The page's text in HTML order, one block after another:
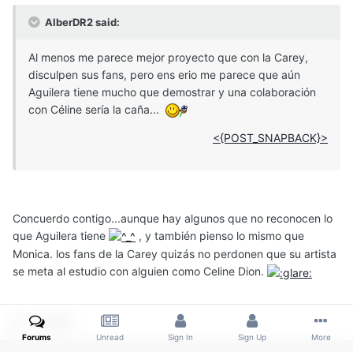
AlberDR2 said:
Al menos me parece mejor proyecto que con la Carey,
disculpen sus fans, pero ens erio me parece que aún
Aguilera tiene mucho que demostrar y una colaboración
con Céline sería la caña...
<{POST_SNAPBACK}>
Concuerdo contigo...aunque hay algunos que no reconocen lo
que Aguilera tiene
, y también pienso lo mismo que
Monica. los fans de la Carey quizás no perdonen que su artista
se meta al estudio con alguien como Celine Dion.
Quote
Forums Unread Sign In Sign Up More